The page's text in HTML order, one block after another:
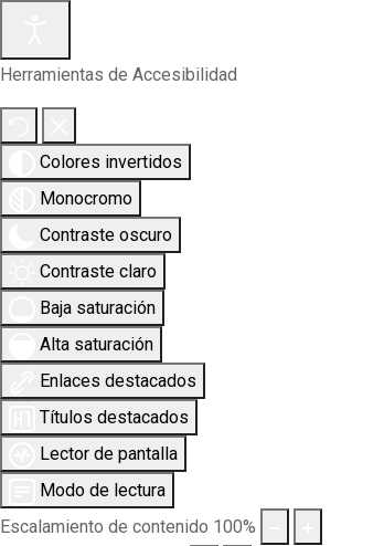
Herramientas de Accesibilidad
Colores invertidos
Monocromo
Contraste oscuro
Contraste claro
Baja saturación
Alta saturación
Enlaces destacados
Títulos destacados
Lector de pantalla
Modo de lectura
Escalamiento de contenido 100%